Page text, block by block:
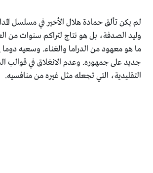
وليد الصدفة، بل هو نتاج لتراكم سنوات من
ما هو معهود من الدراما والغناء. وسعيه
‏جديد على جمهوره. وعدم الانغلاق في قوالب
‏التقليدية، التي تجعله مثل غيره من منافسيه.‏